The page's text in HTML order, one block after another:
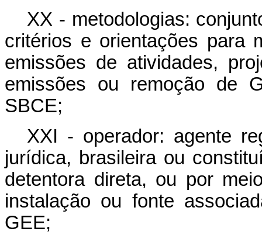
XX - metodologias:
critérios e orientações para
emissões de atividades,
emissões ou remoção de
SBCE;
XXI - operador: agente
jurídica, brasileira ou
detentora direta, ou por
instalação ou fonte
GEE;